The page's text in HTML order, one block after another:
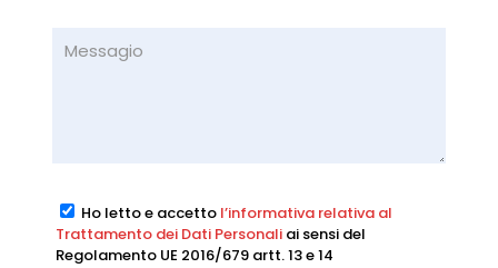
Ho letto e accetto l’informativa relativa al
Trattamento dei Dati Personaliai sensi del
Regolamento UE 2016/679 artt. 13 e 14